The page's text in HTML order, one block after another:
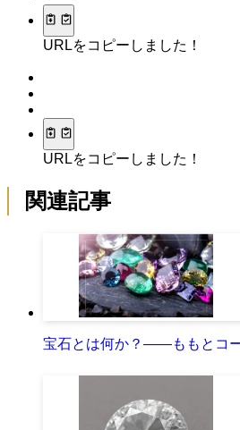
URLをコピーしました！
URLをコピーしました！
関連記事
宝石とは何か？――ももとコ